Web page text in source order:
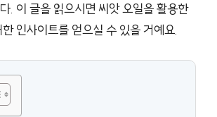
. 이 글을 읽으시면 씨앗 오일을 활용한
인사이트를 얻으실 수 있을 거예요.